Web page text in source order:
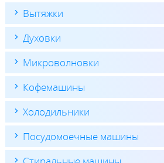
Вытяжки
Духовки
Микроволновки
Кофемашины
Холодильники
Посудомоечные машины